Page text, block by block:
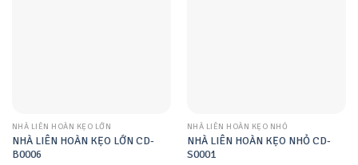
NHÀ LIÊN HOÀN KẸO LỚN
NHÀ LIÊN HOÀN KẸO LỚN CD-
B0006
NHÀ LIÊN HOÀN KẸO NHỎ
NHÀ LIÊN HOÀN KẸO NHỎ CD-
S0001